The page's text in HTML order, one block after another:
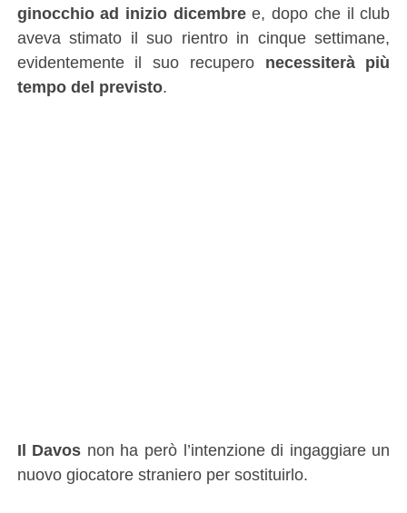
ginocchio ad inizio dicembree, dopo che il club
aveva stimato il suo rientro in cinque settimane,
evidentemente il suo recupero necessiterà più
tempo del previsto.
Il Davos non ha però l’intenzione di ingaggiare un
nuovo giocatore straniero per sostituirlo.